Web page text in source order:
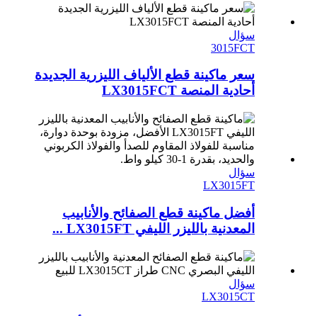
سؤال
3015FCT
سعر ماكينة قطع الألياف الليزرية الجديدة
أحادية المنصة LX3015FCT
سؤال
LX3015FT
أفضل ماكينة قطع الصفائح والأنابيب
المعدنية بالليزر الليفي LX3015FT ...
سؤال
LX3015CT